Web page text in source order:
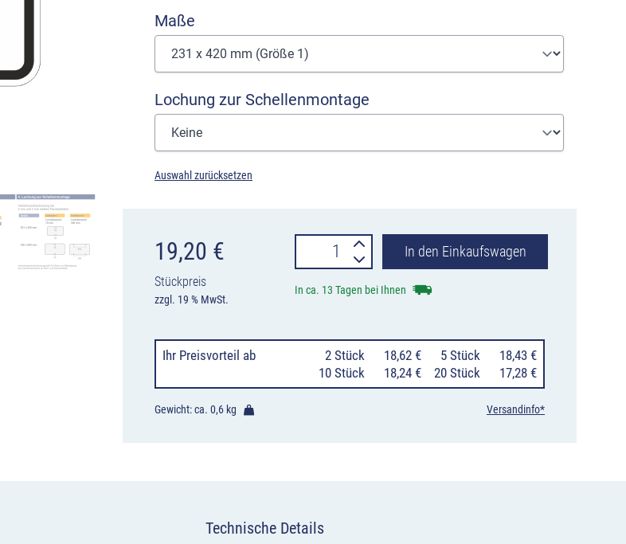
Maße
Lochung zur Schellenmontage
Auswahl zurücksetzen
19,20 €
Stückpreis
zzgl. 19 % MwSt.
Verkehrszeichen
1012-
Zuflussregelung
Menge
In den Einkaufswagen
In ca. 13 Tagen bei Ihnen
Ihr Preisvorteil ab 2 Stück 18,62 € 5 Stück
18,43 €
10 Stück
18,24 € 20 Stück 17,28 €
Gewicht: ca. 0,6 kg Versandinfo*
Technische Details